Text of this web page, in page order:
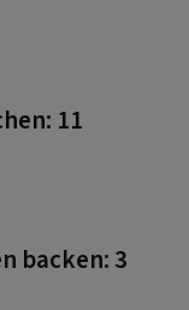
11
backen: 3